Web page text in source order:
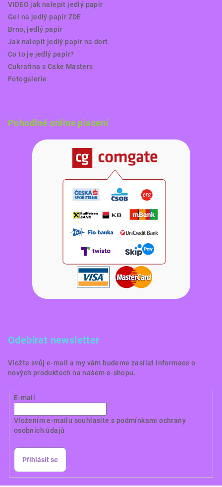
VIDEO jak nalepit jedlý papír
Gel na jedlý papír ZDE
Brno, jedlý papír
Jak nalepit jedlý papír na dort
Co to je jedlý papír?
Cukrařina s Cake Masters
Fotogalerie
Pohodlné online placení
Odebírat newsletter
Vložte svůj e-mail a my vám budeme zasílat informace o
nových produktech na našem e-shopu.
E-mail
Vložením e-mailu souhlasíte s podmínkami ochrany
osobních údajů
Přihlásit se